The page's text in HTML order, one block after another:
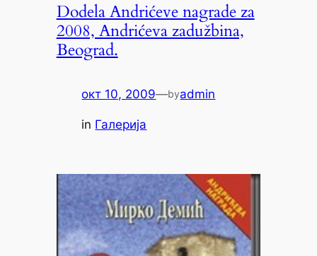
Dodela Andrićeve nagrade za
2008, Andrićeva zadužbina,
Beograd.
окт 10, 2009—byadmin
in Галерија